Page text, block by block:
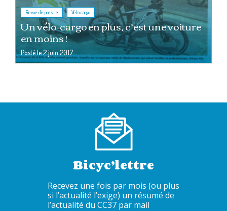
Revue de presse , Vélo cargo
Un vélo-cargo en plus, c’est une voiture
en moins !
Posté le2 juin 2017
Bicyc’lettre
Recevez une fois par mois (ou plus
si l’actualité l’exige) un résumé de
l’actualité du CC37 par mail